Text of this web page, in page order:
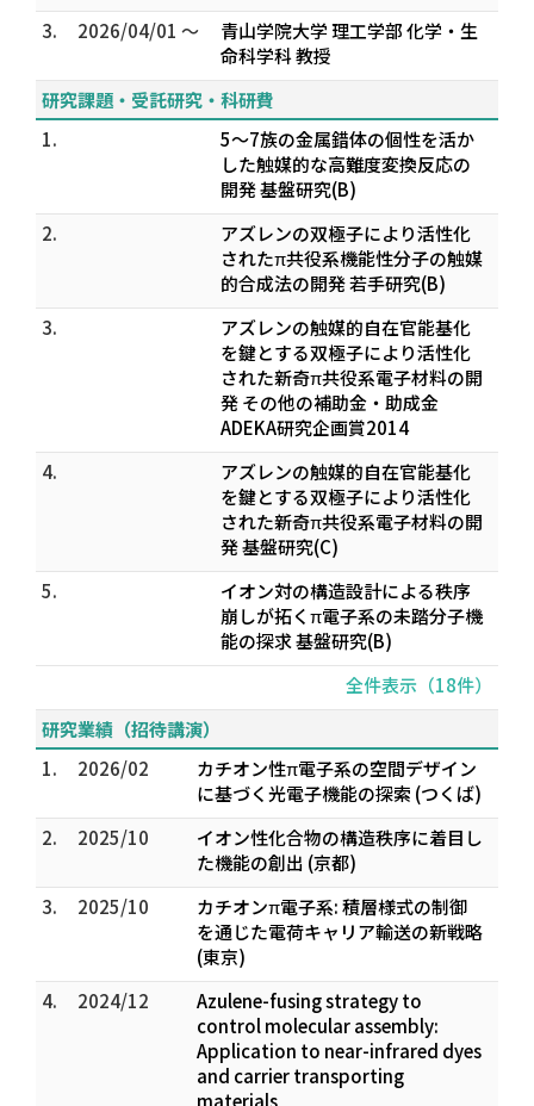
3.
2026/04/01 ～
青山学院大学 理工学部 化学・生
命科学科 教授
研究課題・受託研究・科研費
1.
5～7族の金属錯体の個性を活か
した触媒的な高難度変換反応の
開発 基盤研究(B)
2.
アズレンの双極子により活性化
されたπ共役系機能性分子の触媒
的合成法の開発 若手研究(B)
3.
アズレンの触媒的自在官能基化
を鍵とする双極子により活性化
された新奇π共役系電子材料の開
発 その他の補助金・助成金
ADEKA研究企画賞2014
4.
アズレンの触媒的自在官能基化
を鍵とする双極子により活性化
された新奇π共役系電子材料の開
発 基盤研究(C)
5.
イオン対の構造設計による秩序
崩しが拓くπ電子系の未踏分子機
能の探求 基盤研究(B)
全件表示（18件）
研究業績（招待講演）
1.
2026/02
カチオン性π電子系の空間デザイン
に基づく光電子機能の探索 (つくば)
2.
2025/10
イオン性化合物の構造秩序に着目し
た機能の創出 (京都)
3.
2025/10
カチオンπ電子系: 積層様式の制御
を通じた電荷キャリア輸送の新戦略
(東京)
4.
2024/12
Azulene-fusing strategy to
control molecular assembly:
Application to near-infrared dyes
and carrier transporting
materials